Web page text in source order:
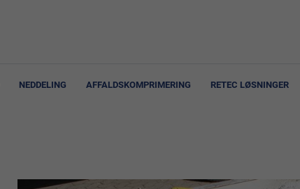
NEDDELING AFFALDSKOMPRIMERING RETEC LØSNINGER